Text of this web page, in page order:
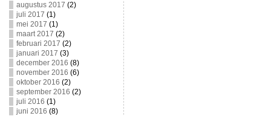
augustus 2017 (2)
juli 2017 (1)
mei 2017 (1)
maart 2017 (2)
februari 2017 (2)
januari 2017 (3)
december 2016 (8)
november 2016 (6)
oktober 2016 (2)
september 2016 (2)
juli 2016 (1)
juni 2016 (8)